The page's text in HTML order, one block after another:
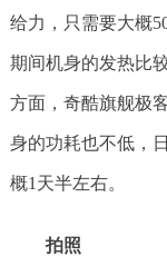
给力，只需要大概
期间机身的发热比
方面，奇酷旗舰极
身的功耗也不低，
概1天半左右。
拍照